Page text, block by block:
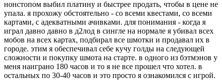
нонстопом выбил платину и быстрее продать, чтобы в цене не
упала. я прохожу обстоятельно - со всеми квестами, со всеми
картами, с адекватными ачивками. для понимания - когда я
играл давно давно в д2лод в сингле на нормале я убивал всех
мобов на всех картах, подбирал все шмотки и продавал их в
городе. этим я обеспечивал себе кучу голды на следующей
сложности и покупку шмота на старте. в одного из бэтмэнов у
меня наиграно 180 часов и то я не все прошел что хотел. в
остальных по 30-40 часов и это просто я ознакомился с игрой.